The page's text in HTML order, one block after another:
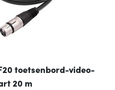
toetsenbord-video-
20 m